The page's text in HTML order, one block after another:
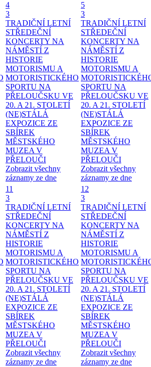
4
3
TRADIČNÍ LETNÍ
STŘEDEČNÍ
KONCERTY NA
NÁMĚSTÍ Z
HISTORIE
MOTORISMU A
MOTORISTICKÉHO
SPORTU NA
PŘELOUČSKU VE
20. A 21. STOLETÍ
(NE)STÁLÁ
EXPOZICE ZE
SBÍREK
MĚSTSKÉHO
MUZEA V
PŘELOUČI
Zobrazit všechny
záznamy ze dne
5
3
TRADIČNÍ LETNÍ
STŘEDEČNÍ
KONCERTY NA
NÁMĚSTÍ Z
HISTORIE
MOTORISMU A
SPORTU NA
PŘELOUČSKU VE
20. A 21. STOLETÍ
(NE)STÁLÁ
EXPOZICE ZE
SBÍREK
MĚSTSKÉHO
MUZEA V
PŘELOUČI
Zobrazit všechny
záznamy ze dne
11
3
TRADIČNÍ LETNÍ
STŘEDEČNÍ
KONCERTY NA
NÁMĚSTÍ Z
HISTORIE
MOTORISMU A
MOTORISTICKÉHO
SPORTU NA
PŘELOUČSKU VE
20. A 21. STOLETÍ
(NE)STÁLÁ
EXPOZICE ZE
SBÍREK
MĚSTSKÉHO
MUZEA V
PŘELOUČI
Zobrazit všechny
záznamy ze dne
12
3
TRADIČNÍ LETNÍ
STŘEDEČNÍ
KONCERTY NA
NÁMĚSTÍ Z
HISTORIE
MOTORISMU A
SPORTU NA
PŘELOUČSKU VE
20. A 21. STOLETÍ
(NE)STÁLÁ
EXPOZICE ZE
SBÍREK
MĚSTSKÉHO
MUZEA V
PŘELOUČI
Zobrazit všechny
záznamy ze dne